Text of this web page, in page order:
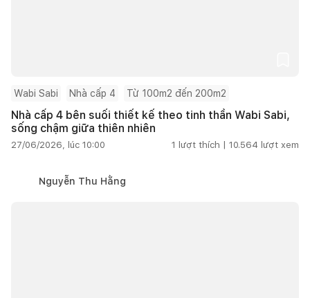
Wabi Sabi Nhà cấp 4 Từ 100m2 đến 200m2
Nhà cấp 4 bên suối thiết kế theo tinh thần Wabi Sabi,
sống chậm giữa thiên nhiên
27/06/2026, lúc 10:00 1 lượt thích | 10.564 lượt xem
Nguyễn Thu Hằng